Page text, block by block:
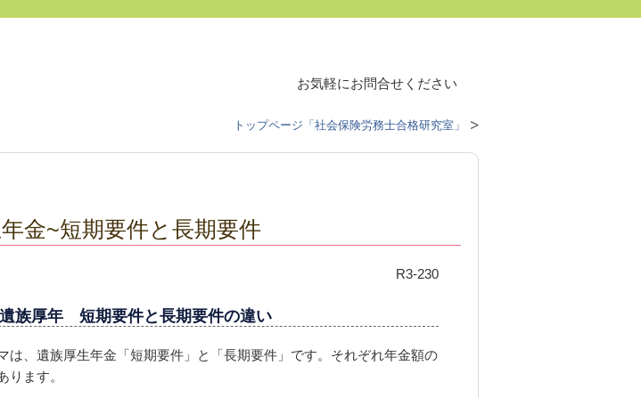
お気軽にお問合せください
トップページ「社会保険労務士合格研究室」
金~短期要件と長期要件
R3-230
族厚年 短期要件と長期要件の違い
は、遺族厚生年金「短期要件」と「長期要件」です。それぞれ年金額の
ります。